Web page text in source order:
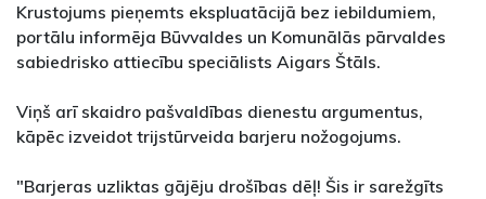
Krustojums pieņemts ekspluatācijā bez iebildumiem,
portālu informēja Būvvaldes un Komunālās pārvaldes
sabiedrisko attiecību speciālists Aigars Štāls.
Viņš arī skaidro pašvaldības dienestu argumentus,
kāpēc izveidot trijstūrveida barjeru nožogojums.
"Barjeras uzliktas gājēju drošības dēļ! Šis ir sarežgīts